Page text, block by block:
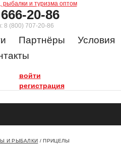
20-86
8 (800) 707-20-86
Партнёры
Условия
войти
регистрация
И РЫБАЛКИ / ПРИЦЕЛЫ